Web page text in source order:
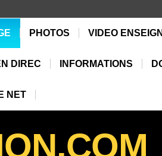
PHOTOS VIDEO
DIREC INFORMATIONS
NET